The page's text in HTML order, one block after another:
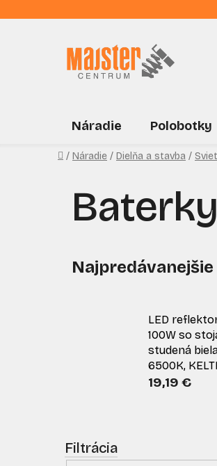
na
Náradie Polobotky
Domov
/ Náradie / Dielňa a stavba /
Baterky
Najpredávanejšie
LED
100W so
studená
6500K,
19,19 €
o